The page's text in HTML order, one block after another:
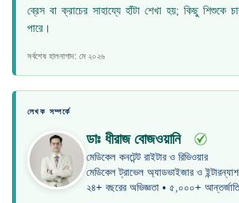
ব্রেস বা ক্রাচের সাহায্যে হাঁটা শেখা হয়; কিছু শিশুকে
পারে।
সর্বশেষ হালনাগাদ: মে ২০২৬
লেখক সম্পর্কে
ডাঃ ধীরাজ বোজওয়ানি
মেডিকেল কনটেন্ট রাইটার ও রিভিওয়ার
মেডিকেল ট্রাভেল অ্যাডভাইজার ও
২৪+ বছরের অভিজ্ঞতা • ৫,০০০+